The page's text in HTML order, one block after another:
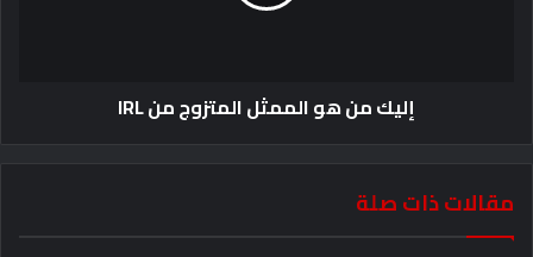
إليك من هو الممثل المتزوج من IRL
مقالات ذات صلة